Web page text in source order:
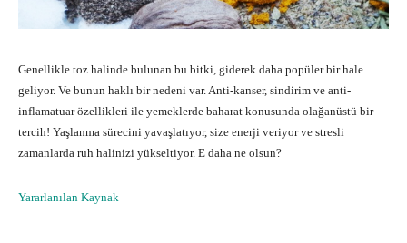
Genellikle toz halinde bulunan bu bitki, giderek daha popüler bir hale
geliyor. Ve bunun haklı bir nedeni var. Anti-kanser, sindirim ve anti-
inflamatuar özellikleri ile yemeklerde baharat konusunda olağanüstü bir
tercih! Yaşlanma sürecini yavaşlatıyor, size enerji veriyor ve stresli
zamanlarda ruh halinizi yükseltiyor. E daha ne olsun?
Yararlanılan Kaynak